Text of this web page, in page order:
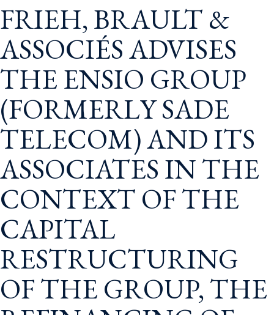
FRIEH, BRAULT &
ASSOCIÉS ADVISES
THE ENSIO GROUP
(FORMERLY SADE
TELECOM) AND ITS
ASSOCIATES IN THE
CONTEXT OF THE
CAPITAL
RESTRUCTURING
OF THE GROUP, THE